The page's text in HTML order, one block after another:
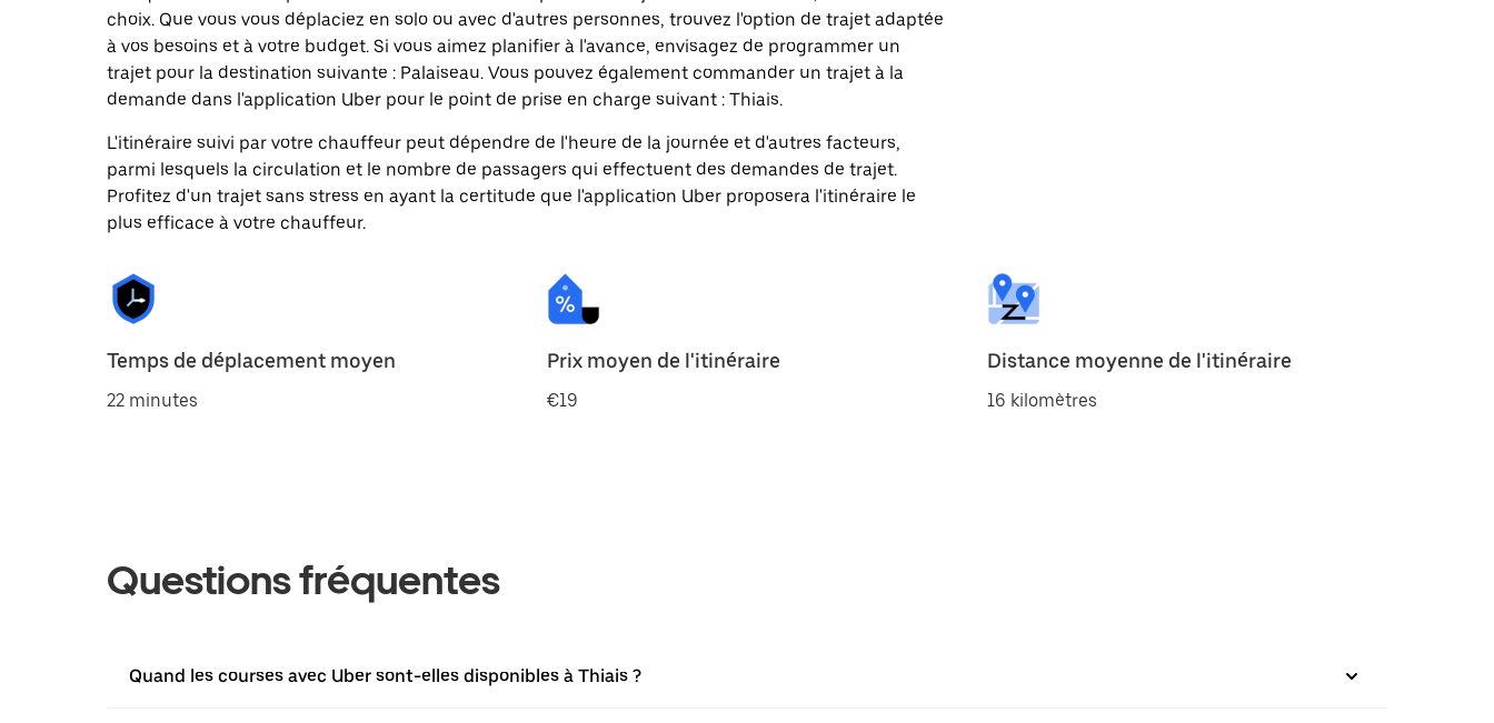
choix. Que vous vous déplaciez en solo ou avec d'autres personnes, trouvez l'option de trajet adaptée
à vos besoins et à votre budget. Si vous aimez planifier à l'avance, envisagez de programmer un
trajet pour la destination suivante : Palaiseau. Vous pouvez également commander un trajet à la
demande dans l'application Uber pour le point de prise en charge suivant : Thiais.
L'itinéraire suivi par votre chauffeur peut dépendre de l'heure de la journée et d'autres facteurs,
parmi lesquels la circulation et le nombre de passagers qui effectuent des demandes de trajet.
Profitez d'un trajet sans stress en ayant la certitude que l'application Uber proposera l'itinéraire le
plus efficace à votre chauffeur.
Temps de déplacement moyen
22 minutes
Prix moyen de l'itinéraire
€19
Distance moyenne de l'itinéraire
16 kilomètres
Questions fréquentes
Quand les courses avec Uber sont-elles disponibles à Thiais ?